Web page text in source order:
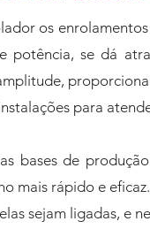
os
potência, se dá
para
bases de
mais rápido e
sejam ligadas, e